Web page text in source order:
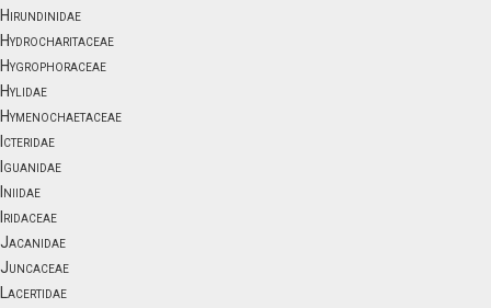
Hirundinidae
Hydrocharitaceae
Hygrophoraceae
Hylidae
Hymenochaetaceae
Icteridae
Iguanidae
Iniidae
Iridaceae
Jacanidae
Juncaceae
Lacertidae